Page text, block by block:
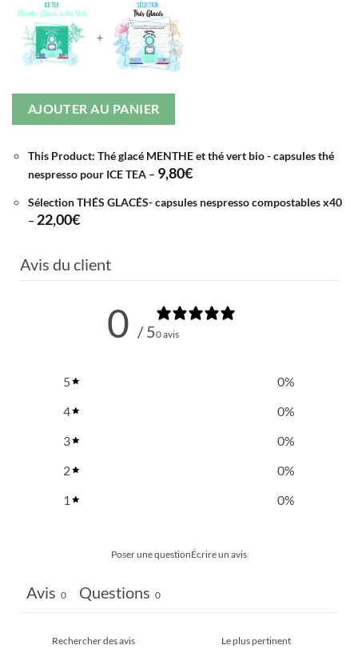
+
AJOUTER AU PANIER
This Product: Thé glacé MENTHE et thé vert bio - capsules thé
nespresso pour ICE TEA – 9,80€
Sélection THÉS GLACÉS- capsules nespresso compostables x40
– 22,00€
Avis du client
0 / 50 avis
5 0%
4
0%
3
0%
2
0%
1
0%
Poser une questionÉcrire un avis
Avis 0 Questions 0